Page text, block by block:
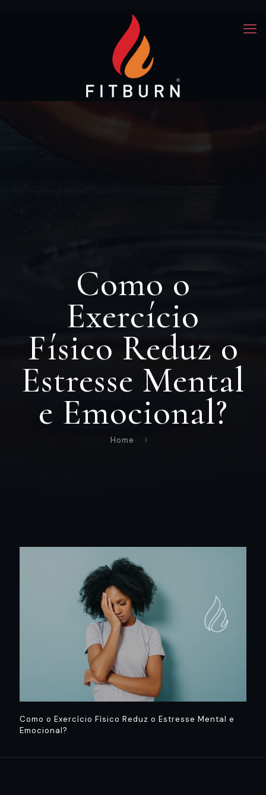
Como o
Exercício
Físico Reduz o
Estresse Mental
e Emocional?
Home
Como o Exercício Físico Reduz o Estresse Mental e
Emocional?